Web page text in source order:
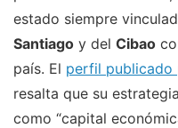
estado siempre
Santiago y del Cibao
país. El perfil publicado
resalta que su
como “capital